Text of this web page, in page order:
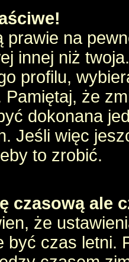
prawie na
innej niż
profilu,
Pamiętaj, że
dokonana
Jeśli więc
to zrobić.
czasową ale
że
być czas letni.